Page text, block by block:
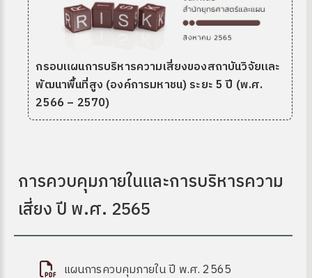
กรอบแผนการบริหารความเสี่ยงของสถาบันวิจัยและ
พัฒนาพื้นที่สูง (องค์การมหาชน) ระยะ 5 ปี (พ.ศ.
2566 – 2570)
การควบคุมภายในและการบริหารความ
เสี่ยง ปี พ.ศ. 2565
แผนการควบคุมภายใน ปี พ.ศ. 2565